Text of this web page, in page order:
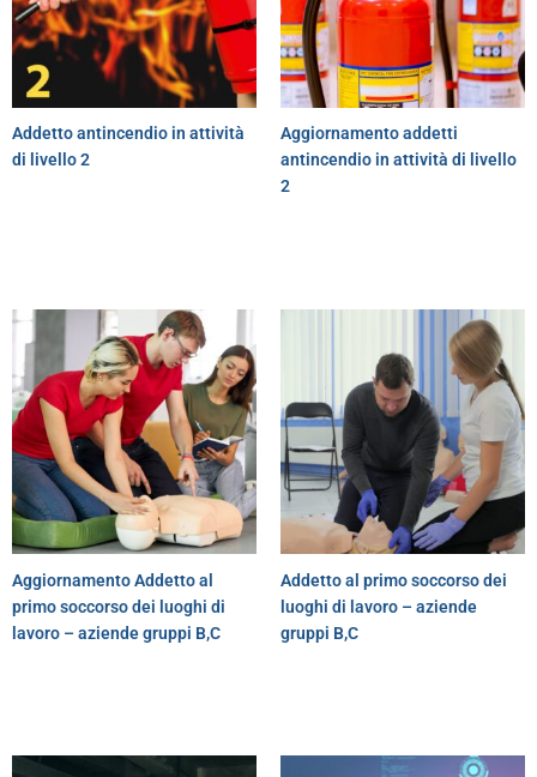
Addetto antincendio in attività
di livello 2
Aggiornamento addetti
antincendio in attività di livello
2
Aggiornamento Addetto al
primo soccorso dei luoghi di
lavoro – aziende gruppi B,C
Addetto al primo soccorso dei
luoghi di lavoro – aziende
gruppi B,C